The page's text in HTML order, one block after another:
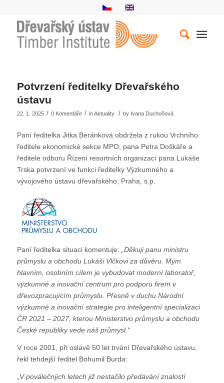
Potvrzení ředitelky Dřevařského
ústavu
22. 1. 2025 / 0 Komentáře / inAktuality / by Ivana Duchoňová
Paní ředitelka Jitka Beránková obdržela z rukou Vrchního
ředitele ekonomické sekce MPO, pana Petra Doškáře a
ředitele odboru Řízení resortních organizací pana Lukáše
Trska potvrzení ve funkci ředitelky Výzkumného a
vývojového ústavu dřevařského, Praha, s.p.
Paní ředitelka situaci komentuje:
„Děkuji panu ministru
průmyslu a obchodu Lukáši Vlčkovi za důvěru. Mým
hlavním, osobním cílem je vybudovat moderní laboratoř,
výzkumné a inovační centrum pro podporu firem v
dřevozpracujícím průmyslu. Přesně v duchu Národní
výzkumné a inovační strategie pro inteligentní specializaci
ČR 2021 – 2027, kterou Ministerstvo průmyslu a obchodu
České republiky vede náš průmysl.“
V roce 2001, při oslavě 50 let trvání Dřevařského ústavu,
řekl tehdejší ředitel Bohumil Burda:
„V poválečných letech již nestačilo předávání znalostí